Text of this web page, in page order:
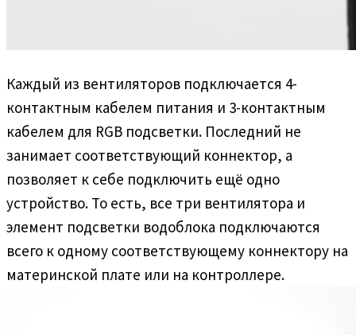
Каждый из вентиляторов подключается 4-
контактным кабелем питания и 3-контактным
кабелем для RGB подсветки. Последний не
занимает соответствующий коннектор, а
позволяет к себе подключить ещё одно
устройство. То есть, все три вентилятора и
элемент подсветки водоблока подключаются
всего к одному соответствующему коннектору на
материнской плате или на контроллере.